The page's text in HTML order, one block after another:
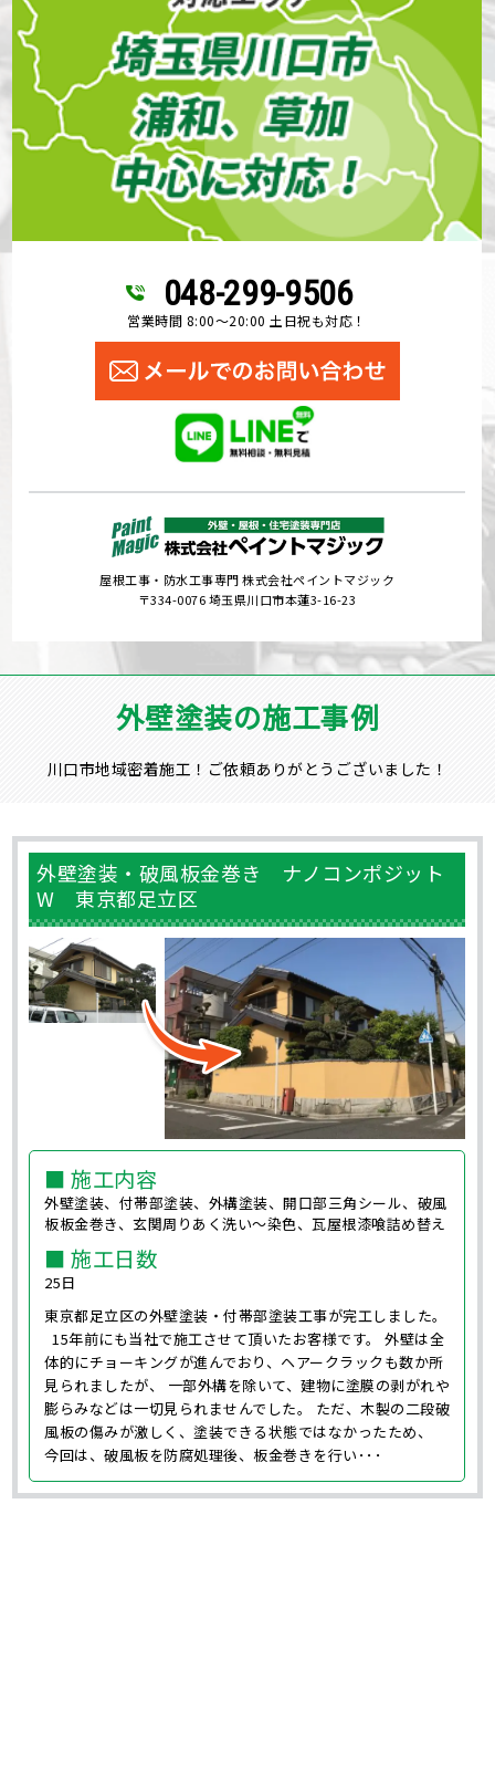
048-299-9506
営業時間 8:00～20:00 土日祝も対応！
屋根工事・防水工事専門 株式会社ペイントマジック
〒334-0076 埼玉県川口市本蓮3-16-23
外壁塗装の施工事例
川口市地域密着施工！ご依頼ありがとうございました！
外壁塗装・破風板金巻き ナノコンポジット
W 東京都足立区
■ 施工内容
外壁塗装、付帯部塗装、外構塗装、開口部三角シール、破風
板板金巻き、玄関周りあく洗い～染色、瓦屋根漆喰詰め替え
■ 施工日数
25日
東京都足立区の外壁塗装・付帯部塗装工事が完工しました。
15年前にも当社で施工させて頂いたお客様です。 外壁は全
体的にチョーキングが進んでおり、ヘアークラックも数か所
見られましたが、 一部外構を除いて、建物に塗膜の剥がれや
膨らみなどは一切見られませんでした。 ただ、木製の二段破
風板の傷みが激しく、塗装できる状態ではなかったため、
今回は、破風板を防腐処理後、板金巻きを行い･･･